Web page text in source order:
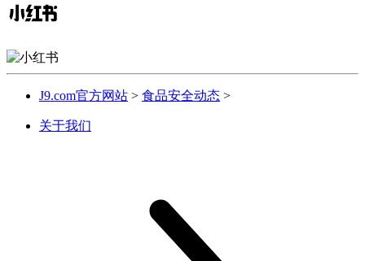
J9.com官方网站 > 食品安全动态 >
关于我们